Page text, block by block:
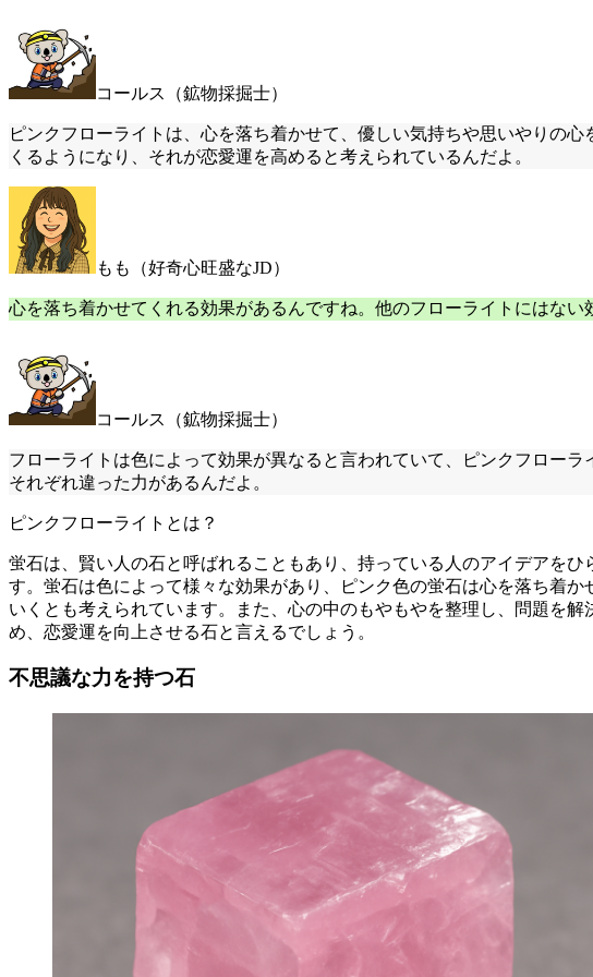
コールス（鉱物採掘士）
ピンクフローライトは、心を落ち着かせて、優しい気持ちや思いやりの
くるようになり、それが恋愛運を高めると考えられているんだよ。
もも（好奇心旺盛なJD）
心を落ち着かせてくれる効果があるんですね。他のフローライトにはない
コールス（鉱物採掘士）
フローライトは色によって効果が異なると言われていて、ピンクフロー
それぞれ違った力があるんだよ。
ピンクフローライトとは？
蛍石は、賢い人の石と呼ばれることもあり、持っている人のアイデアを
す。蛍石は色によって様々な効果があり、ピンク色の蛍石は心を落ち着
いくとも考えられています。また、心の中のもやもやを整理し、問題を
め、恋愛運を向上させる石と言えるでしょう。
不思議な力を持つ石